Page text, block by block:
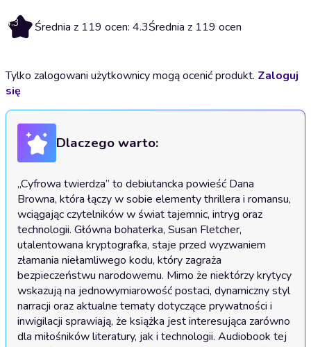
4.3 Średnia z 119 ocen: 4.3Średnia z 119 ocen
Tylko zalogowani użytkownicy mogą ocenić produkt. Zaloguj
się
Dlaczego warto:
„Cyfrowa twierdza” to debiutancka powieść Dana
Browna, która łączy w sobie elementy thrillera i romansu,
wciągając czytelników w świat tajemnic, intryg oraz
technologii. Główna bohaterka, Susan Fletcher,
utalentowana kryptografka, staje przed wyzwaniem
złamania niełamliwego kodu, który zagraża
bezpieczeństwu narodowemu. Mimo że niektórzy krytycy
wskazują na jednowymiarowość postaci, dynamiczny styl
narracji oraz aktualne tematy dotyczące prywatności i
inwigilacji sprawiają, że książka jest interesująca zarówno
dla miłośników literatury, jak i technologii. Audiobook tej